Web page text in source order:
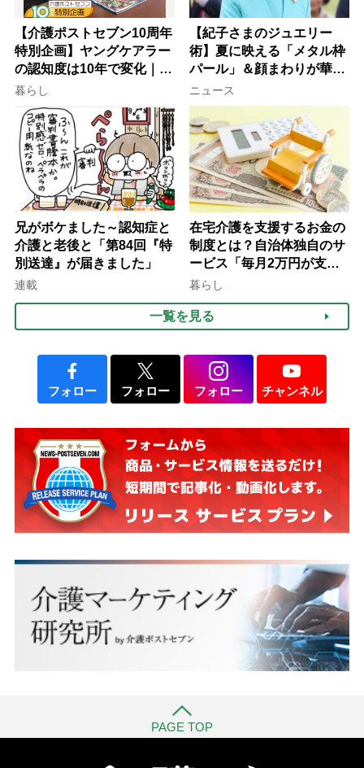
【介護ポストセブン10周年
特別企画】ヤングケアラー
の認知度は10年で変化｜流
行語大賞にノミネート、法
律にも明記されたが果たし
て現在は？
暮らし
【紀子さまのジュエリー
術】夏に映える「メタル枠
パール」＆顔まわりが華や
ぐ「揺れる一粒」の使い分
け方
ニュース
兄がボケました～認知症と
介護と老後と「第84回『特
別送達』が届きました」
連載
在宅介護を支援するお金の
制度とは？自治体独自のサ
ービス「毎月2万円が支給
される」ケースも【FP解
暮らし
一覧を見る
フォロー フォロー フォロー チャンネル
PAGE TOP